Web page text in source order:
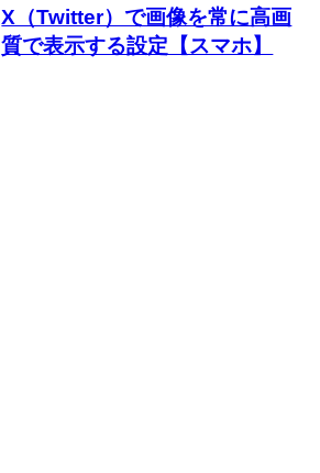
X（Twitter）で画像を常に高画
質で表示する設定【スマホ】